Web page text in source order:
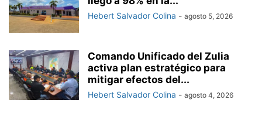
Hebert Salvador Colina - agosto 5, 2026
Comando Unificado del Zulia
activa plan estratégico para
mitigar efectos del...
Hebert Salvador Colina - agosto 4, 2026